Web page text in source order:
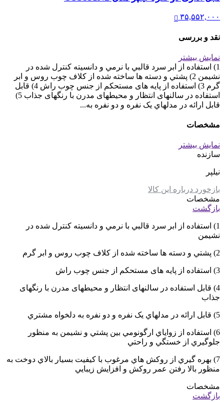
۳۵,۵۵۲,۰۰۰
نقد و بررسی
نمایش بیشتر
1) استفاده از ابر سرد قالبي با نرمي و دانسيته کنترل شده در
نشیمن 2) پشتي و دسته ها ساخته شده از کلاف چوب روس و ابر
گرم 3) استفاده از پایه های مستحکم از جنس چوب راش 4) قابل
استفاده در سالنهای انتظار و محیطهای مدرن با رنگهای جذاب 5)
قابل ارائه در مدلهاي يک نفره و دو نفره به...
مشخصات
نمایش بیشتر
سازنده
نیلپر
بازخورد درباره این کالا
مشخصات
بازگشت
1) استفاده از ابر سرد قالبي با نرمي و دانسيته کنترل شده در
نشیمن
2) پشتي و دسته ها ساخته شده از کلاف چوب روس و ابر گرم
3) استفاده از پایه های مستحکم از جنس چوب راش
4) قابل استفاده در سالنهای انتظار و محیطهای مدرن با رنگهای
جذاب
5) قابل ارائه در مدلهاي يک نفره و دو نفره به دلخواه مشتري
6) استفاده از زواياي ارگونومي بين پشتي و نشيمن به منظور
جلوگيري از خستگي و راحتي
7) بهره گيري از روکش هاي مرغوب با کيفيت بسيار بالاي دوخت به
منظور بالا رفتن عمر روکش و افزايش زيبايي
مشخصات
بازگشت